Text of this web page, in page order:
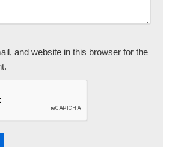
and website in this browser for the